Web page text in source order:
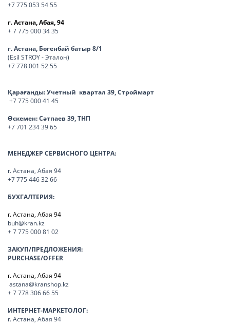
+7 775 053 54 55
г. Астана, Абая, 94
+ 7 775 000 34 35
г. Астана, Бөгенбай батыр 8/1
(Esil STROY - Эталон)
+7 778 001 52 55
Қарағанды:Учетный квартал 39, Строймарт
+7 775 000 41 45
Өскемен:Сәтпаев 39, ТНП
+7 701 234 39 65
МЕНЕДЖЕР СЕРВИСНОГО ЦЕНТРА:
г. Астана, Абая 94
+7 775 446 32 66
БУХГАЛТЕРИЯ:
г. Астана, Абая 94
buh@kran.kz
+ 7 775 000 81 02
ЗАКУП/ПРЕДЛОЖЕНИЯ:
PURCHASE/OFFER
г. Астана, Абая 94
astana@kranshop.kz
+ 7 778 306 66 55
ИНТЕРНЕТ-МАРКЕТОЛОГ:
г. Астана, Абая 94